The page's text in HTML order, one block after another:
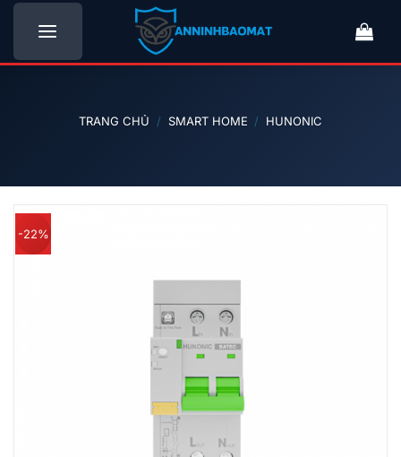
Bỏ
nội
TRANG CHỦ / SMART HOME / HUNONIC
-22%